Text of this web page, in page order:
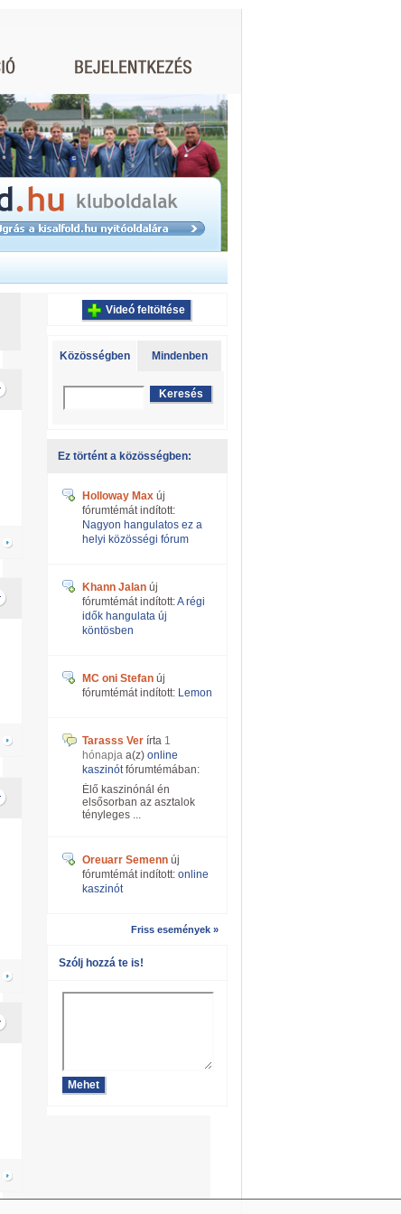
Videó feltöltése
Közösségben Mindenben
Ez történt a közösségben:
Holloway Max új
fórumtémát indított:
Nagyon hangulatos ez a
helyi közösségi fórum
Khann Jalan új
fórumtémát indított:A régi
idők hangulata új
köntösben
MC oni Stefan új
fórumtémát indított: Lemon
Tarasss Ver írta 1
hónapja a(z) online
kaszinótfórumtémában:
Élő kaszinónál én
elsősorban az asztalok
tényleges ...
Oreuarr Semenn új
fórumtémát indított: online
kaszinót
Friss események »
Szólj hozzá te is!